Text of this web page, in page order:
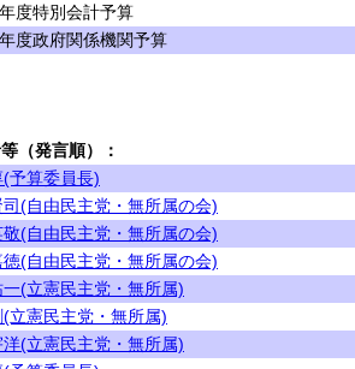
度特別会計予算
度政府関係機関予算
（発言順）：
予算委員長)
司(自由民主党・無所属の会)
(自由民主党・無所属の会)
徳(自由民主党・無所属の会)
(立憲民主党・無所属)
立憲民主党・無所属)
(立憲民主党・無所属)